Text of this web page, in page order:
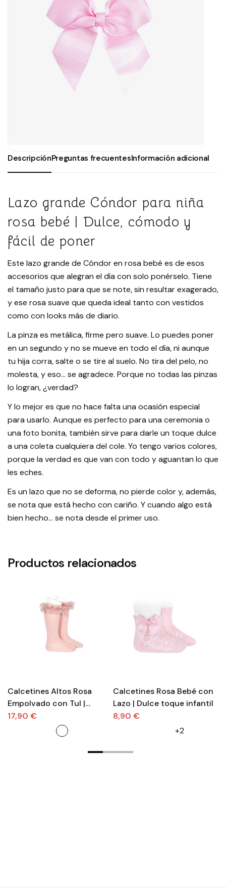
DescripciónPreguntas frecuentesInformación adicional
Lazo grande Cóndor para niña
rosa bebé | Dulce, cómodo y
fácil de poner
Este lazo grande de Cóndor en rosa bebé es de esos
accesorios que alegran el día con solo ponérselo. Tiene
el tamaño justo para que se note, sin resultar exagerado,
y ese rosa suave que queda ideal tanto con vestidos
como con looks más de diario.
La pinza es metálica, firme pero suave. Lo puedes poner
en un segundo y no se mueve en todo el día, ni aunque
tu hija corra, salte o se tire al suelo. No tira del pelo, no
molesta, y eso… se agradece. Porque no todas las pinzas
lo logran, ¿verdad?
Y lo mejor es que no hace falta una ocasión especial
para usarlo. Aunque es perfecto para una ceremonia o
una foto bonita, también sirve para darle un toque dulce
a una coleta cualquiera del cole. Yo tengo varios colores,
porque la verdad es que van con todo y aguantan lo que
les eches.
Es un lazo que no se deforma, no pierde color y, además,
se nota que está hecho con cariño. Y cuando algo está
bien hecho… se nota desde el primer uso.
Productos relacionados
Calcetines Altos Rosa
Empolvado con Tul |
Dulzura y estilo
17,90 €
Calcetines Rosa Bebé con
Lazo | Dulce toque infantil
8,90 €
+2